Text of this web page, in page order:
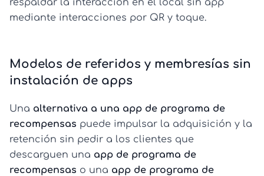
mediante interacciones por QR y toque.
Modelos de referidos y membresías sin
instalación de apps
Una alternativa a una app de programa de
recompensas puede impulsar la adquisición y la
retención sin pedir a los clientes que
descarguen una app de programa de
recompensas o una app de programa de